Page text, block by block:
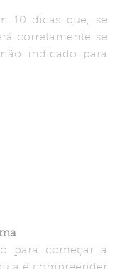
10 dicas que, se
corretamente se
indicado para
para começar a